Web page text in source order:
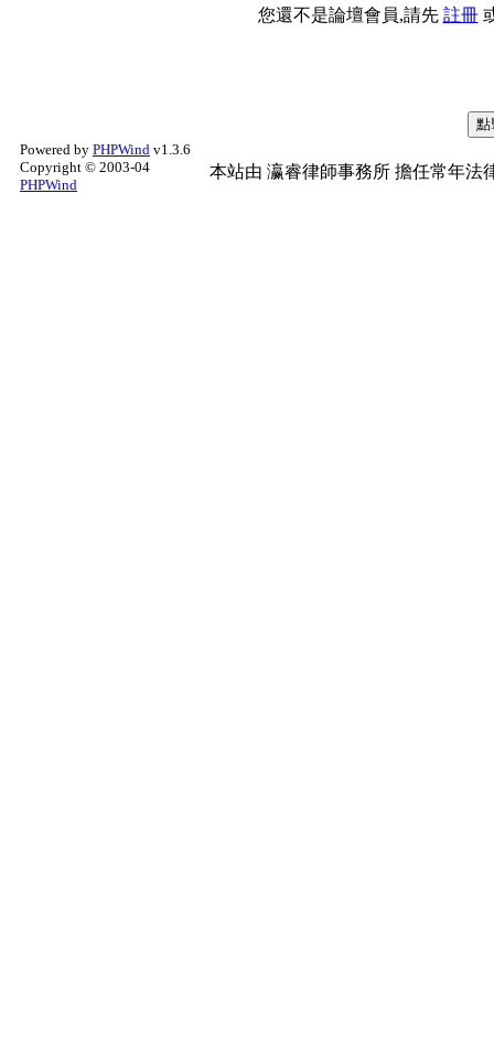
您還不是論壇會員,請先 註冊
Powered by PHPWind v1.3.6
Copyright © 2003-04
PHPWind
本站由 瀛睿律師事務所 擔任常年法